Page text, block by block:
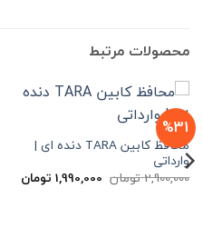
محصولات مرتبط
%31
محافظ کابین TARA دنده ای |
وارداتی
2,900,000تومان قیمت
اصلی
1,990,000 تومانقیمت
فعلی